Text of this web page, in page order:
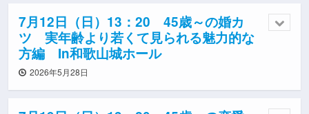
7月12日（日）13：20 45歳～の婚カ
ツ 実年齢より若くて見られる魅力的な
方編 In和歌山城ホール
2026年5月28日